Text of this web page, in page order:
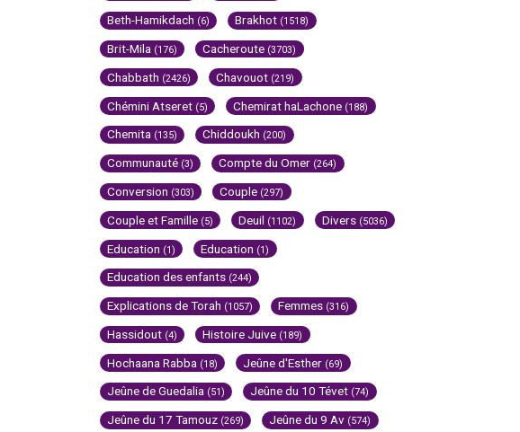
Beth-Hamikdach (6) Brakhot (1518)
Brit-Mila (176) Cacheroute (3703)
Chabbath (2426) Chavouot (219)
Chémini Atseret (5) Chemirat haLachone (188)
Chemita (135) Chiddoukh (200)
Communauté (3) Compte du Omer (264)
Conversion (303) Couple (297)
Couple et Famille (5) Deuil (1102) Divers (5036)
Education (1) Education (1)
Education des enfants (244)
Explications de Torah (1057) Femmes (316)
Hassidout (4) Histoire Juive (189)
Hochaana Rabba (18) Jeûne d'Esther (69)
Jeûne de Guedalia (51) Jeûne du 10 Tévet (74)
Jeûne du 17 Tamouz (269) Jeûne du 9 Av (574)